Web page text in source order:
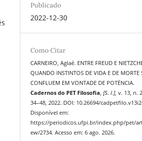
Publicado
2022-12-30
Como Citar
CARNEIRO, Aglaé. ENTRE FREUD E
QUANDO INSTINTOS DE VIDA E DE MORTE
CONFLUEM EM VONTADE DE POTËNCIA.
Cadernos do PET Filosofia ,[S. l.], v. 13, n.
34–48, 2022. DOI: 10.26694/
Disponível em:
https://periodicos.ufpi.br/index.php/pet/
ew/2734. Acesso em: 6 ago. 2026.